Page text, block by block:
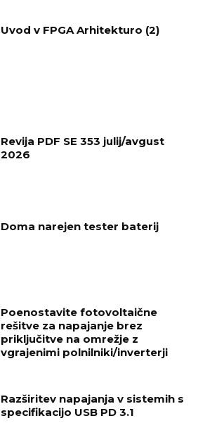
Uvod v FPGA Arhitekturo (2)
Revija PDF SE 353 julij/avgust
2026
Doma narejen tester baterij
Poenostavite fotovoltaične
rešitve za napajanje brez
priključitve na omrežje z
vgrajenimi polnilniki/inverterji
Razširitev napajanja v sistemih s
specifikacijo USB PD 3.1